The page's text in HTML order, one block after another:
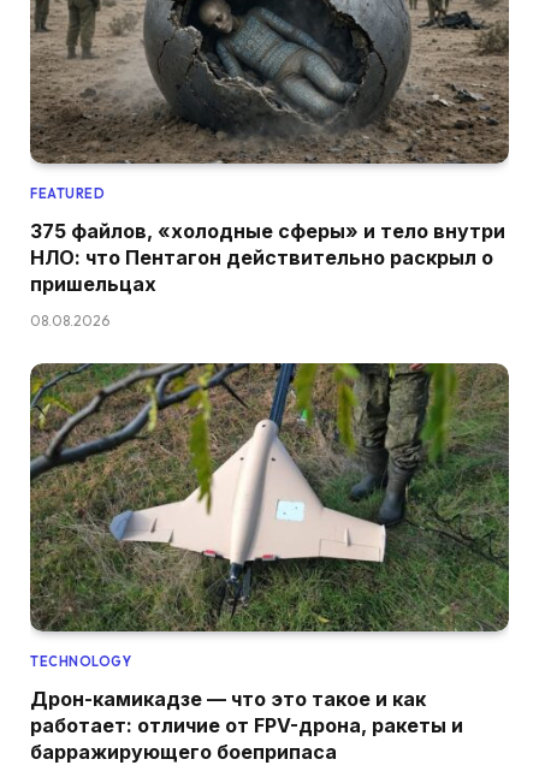
FEATURED
375 файлов, «холодные сферы» и тело внутри
НЛО: что Пентагон действительно раскрыл о
пришельцах
08.08.2026
TECHNOLOGY
Дрон-камикадзе — что это такое и как
работает: отличие от FPV-дрона, ракеты и
барражирующего боеприпаса